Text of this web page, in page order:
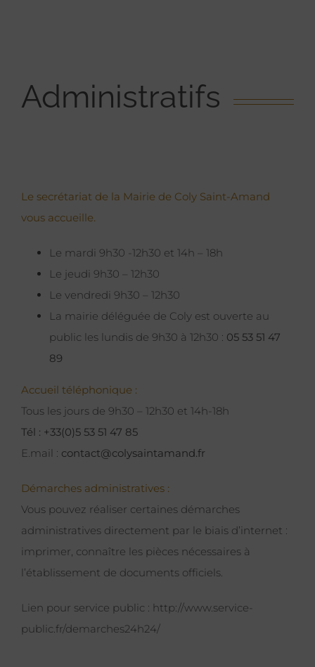
Administratifs
Le secrétariat de la Mairie de Coly Saint-Amand
vous accueille.
Le mardi 9h30 -12h30 et 14h – 18h
Le jeudi 9h30 – 12h30
Le vendredi 9h30 – 12h30
La mairie déléguée de Coly est ouverte au
public les lundis de 9h30 à 12h30 : 05 53 51 47
89
Accueil téléphonique :
Tous les jours de 9h30 – 12h30 et 14h-18h
Tél : +33(0)5 53 51 47 85
E.mail : contact@colysaintamand.fr
Démarches administratives :
Vous pouvez réaliser certaines démarches
administratives directement par le biais d’internet :
imprimer, connaître les pièces nécessaires à
l’établissement de documents officiels.
Lien pour service public : http://www.service-
public.fr/demarches24h24/